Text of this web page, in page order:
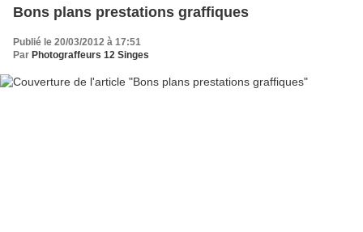
Bons plans prestations graffiques
Publié le 20/03/2012 à 17:51
Par Photograffeurs 12 Singes